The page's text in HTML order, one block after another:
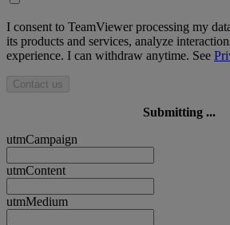
I consent to TeamViewer processing my
its products and services, analyze
experience. I can withdraw anytime. See
Contact us
Submitting ...
utmCampaign
utmContent
utmMedium